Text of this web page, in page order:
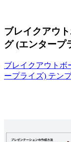
ブレイクアウ
グ (エンタープ
ブレイクアウトボ
ープライズ) テン